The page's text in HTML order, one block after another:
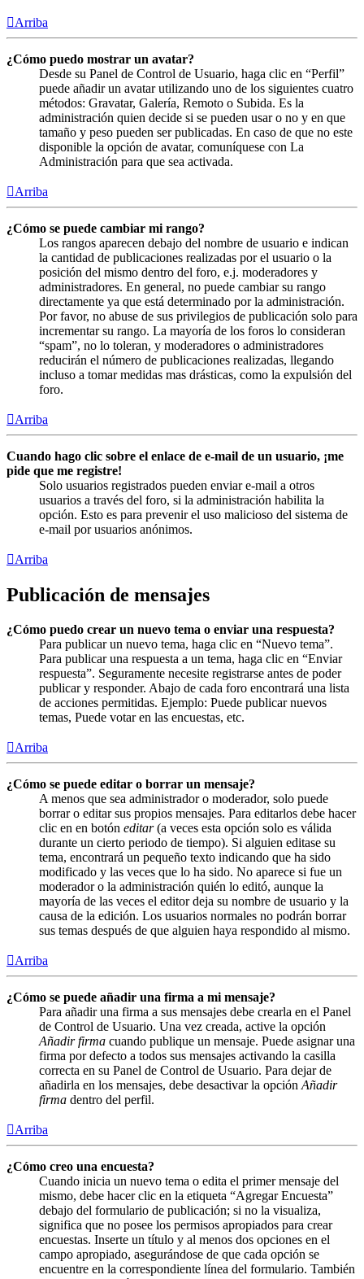
Arriba
¿Cómo puedo mostrar un avatar?
Desde su Panel de Control de Usuario, haga clic en “Perfil”
puede añadir un avatar utilizando uno de los siguientes cuatro
métodos: Gravatar, Galería, Remoto o Subida. Es la
administración quien decide si se pueden usar o no y en que
tamaño y peso pueden ser publicadas. En caso de que no este
disponible la opción de avatar, comuníquese con La
Administración para que sea activada.
Arriba
¿Cómo se puede cambiar mi rango?
Los rangos aparecen debajo del nombre de usuario e indican
la cantidad de publicaciones realizadas por el usuario o la
posición del mismo dentro del foro, e.j. moderadores y
administradores. En general, no puede cambiar su rango
directamente ya que está determinado por la administración.
Por favor, no abuse de sus privilegios de publicación solo para
incrementar su rango. La mayoría de los foros lo consideran
“spam”, no lo toleran, y moderadores o administradores
reducirán el número de publicaciones realizadas, llegando
incluso a tomar medidas mas drásticas, como la expulsión del
foro.
Arriba
Cuando hago clic sobre el enlace de e-mail de un usuario, ¡me
pide que me registre!
Solo usuarios registrados pueden enviar e-mail a otros
usuarios a través del foro, si la administración habilita la
opción. Esto es para prevenir el uso malicioso del sistema de
e-mail por usuarios anónimos.
Arriba
Publicación de mensajes
¿Cómo puedo crear un nuevo tema o enviar una respuesta?
Para publicar un nuevo tema, haga clic en “Nuevo tema”.
Para publicar una respuesta a un tema, haga clic en “Enviar
respuesta”. Seguramente necesite registrarse antes de poder
publicar y responder. Abajo de cada foro encontrará una lista
de acciones permitidas. Ejemplo: Puede publicar nuevos
temas, Puede votar en las encuestas, etc.
Arriba
¿Cómo se puede editar o borrar un mensaje?
A menos que sea administrador o moderador, solo puede
borrar o editar sus propios mensajes. Para editarlos debe hacer
clic en en botón editar(a veces esta opción solo es válida
durante un cierto periodo de tiempo). Si alguien editase su
tema, encontrará un pequeño texto indicando que ha sido
modificado y las veces que lo ha sido. No aparece si fue un
moderador o la administración quién lo editó, aunque la
mayoría de las veces el editor deja su nombre de usuario y la
causa de la edición. Los usuarios normales no podrán borrar
sus temas después de que alguien haya respondido al mismo.
Arriba
¿Cómo se puede añadir una firma a mi mensaje?
Para añadir una firma a sus mensajes debe crearla en el Panel
de Control de Usuario. Una vez creada, active la opción
Añadir firma cuando publique un mensaje. Puede asignar una
firma por defecto a todos sus mensajes activando la casilla
correcta en su Panel de Control de Usuario. Para dejar de
añadirla en los mensajes, debe desactivar la opción Añadir
firma dentro del perfil.
Arriba
¿Cómo creo una encuesta?
Cuando inicia un nuevo tema o edita el primer mensaje del
mismo, debe hacer clic en la etiqueta “Agregar Encuesta”
debajo del formulario de publicación; si no la visualiza,
significa que no posee los permisos apropiados para crear
encuestas. Inserte un título y al menos dos opciones en el
campo apropiado, asegurándose de que cada opción se
encuentre en la correspondiente línea del formulario. También